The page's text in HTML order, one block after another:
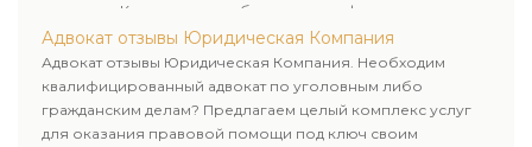
клиентам. Комплексное обслуживание физических и
юридических лиц. Индивидуальный подход к каждому
клиенту.
Адвокат отзывы Юридическая Компания
Адвокат отзывы Юридическая Компания. Необходим
квалифицированный адвокат по уголовным либо
гражданским делам? Предлагаем целый комплекс услуг
для оказания правовой помощи под ключ своим